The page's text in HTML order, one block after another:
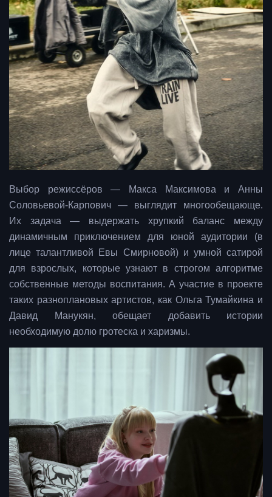
Выбор режиссёров — Макса Максимова и Анны
Соловьевой-Карпович — выглядит многообещающе.
Их задача — выдержать хрупкий баланс между
динамичным приключением для юной аудитории (в
лице талантливой Евы Смирновой) и умной сатирой
для взрослых, которые узнают в строгом алгоритме
собственные методы воспитания. А участие в проекте
таких разноплановых артистов, как Ольга Тумайкина и
Давид Манукян, обещает добавить истории
необходимую долю гротеска и харизмы.